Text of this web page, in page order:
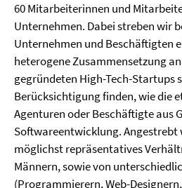
60 Mitarbeiterinnen und
Unternehmen. Dabei streben wir
Unternehmen und Beschäftigten
heterogene Zusammensetzung
gegründeten High-Tech-Startups
Berücksichtigung finden, wie die
Agenturen oder Beschäftigte aus
Softwareentwicklung. Angestrebt
möglichst repräsentatives
Männern, sowie von
(Programmierern, Web-